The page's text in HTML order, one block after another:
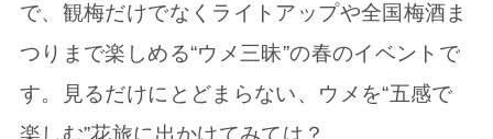
で、観梅だけでなくライトアップや全国梅酒ま
つりまで楽しめる“ウメ三昧”の春のイベントで
す。見るだけにとどまらない、ウメを“五感で
楽しむ”花旅に出かけてみては？